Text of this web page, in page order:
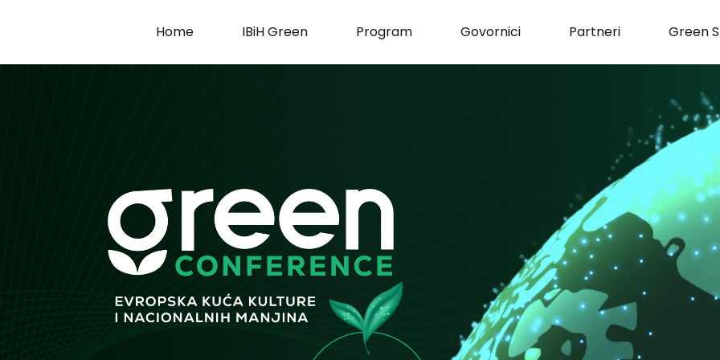
Home IBiH Green Program Govornici Partneri Green